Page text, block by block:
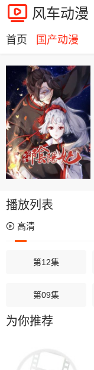
风车动漫
首页 国产动漫
播放列表
高清
第12集
第09集
第06集
为你推荐